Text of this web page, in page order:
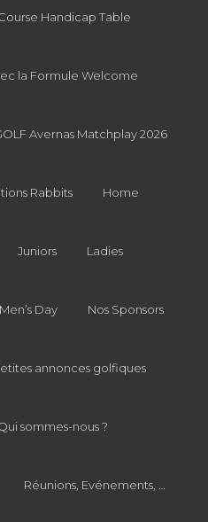
Handicap Table
la Formule Welcome
Avernas Matchplay 2026
Rabbits Home
Juniors Ladies
Men’s Day Nos Sponsors
annonces golfiques
sommes-nous ?
Réunions, Evénements, …